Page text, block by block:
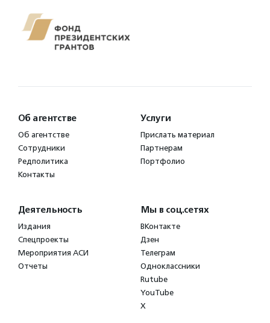
Об агентстве
Об агентстве
Сотрудники
Редполитика
Контакты
Услуги
Прислать материал
Партнерам
Портфолио
Деятельность
Издания
Спецпроекты
Мероприятия АСИ
Отчеты
Мы в соц.сетях
ВКонтакте
Дзен
Телеграм
Одноклассники
Rutube
YouTube
X